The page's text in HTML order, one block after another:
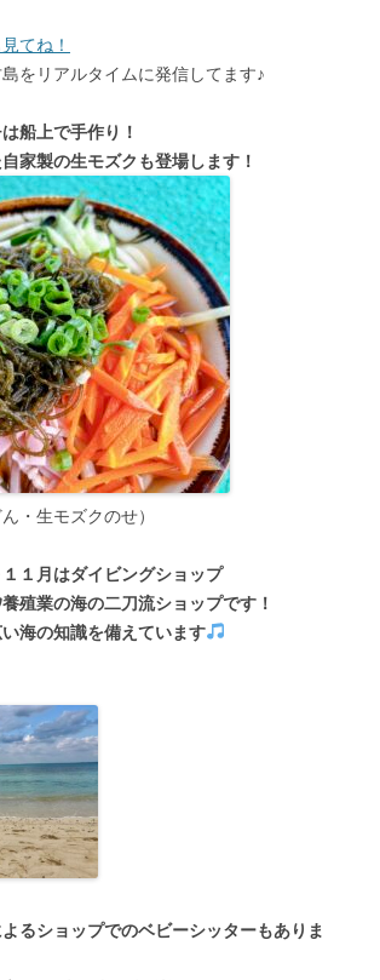
てね！
をリアルタイムに発信してます♪
船上で手作り！
家製の生モズクも登場します！
・生モズクのせ）
１月はダイビングショップ
殖業の海の二刀流ショップです！
海の知識を備えています
るショップでのベビーシッターもありま